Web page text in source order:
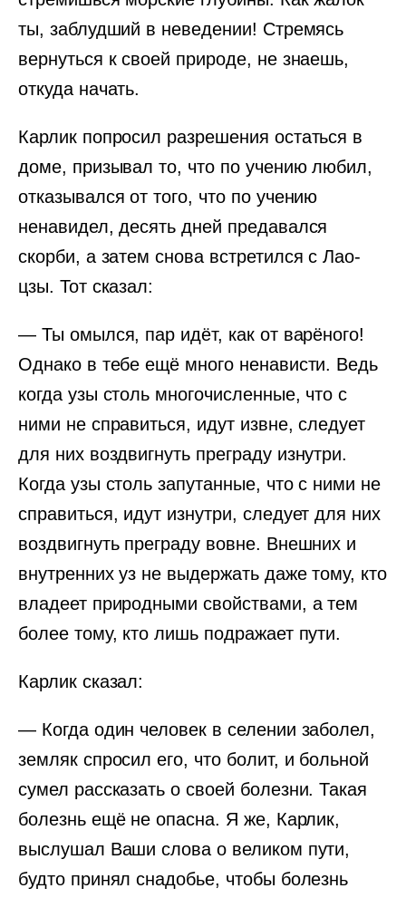
ты, заблудший в неведении! Стремясь
вернуться к своей природе, не знаешь,
откуда начать.
Карлик попросил разрешения остаться в
доме, призывал то, что по учению любил,
отказывался от того, что по учению
ненавидел, десять дней предавался
скорби, а затем снова встретился с Лао-
цзы. Тот сказал:
— Ты омылся, пар идёт, как от варёного!
Однако в тебе ещё много ненависти. Ведь
когда узы столь многочисленные, что с
ними не справиться, идут извне, следует
для них воздвигнуть преграду изнутри.
Когда узы столь запутанные, что с ними не
справиться, идут изнутри, следует для них
воздвигнуть преграду вовне. Внешних и
внутренних уз не выдержать даже тому, кто
владеет природными свойствами, а тем
более тому, кто лишь подражает пути.
Карлик сказал:
— Когда один человек в селении заболел,
земляк спросил его, что болит, и больной
сумел рассказать о своей болезни. Такая
болезнь ещё не опасна. Я же, Карлик,
выслушал Ваши слова о великом пути,
будто принял снадобье, чтобы болезнь